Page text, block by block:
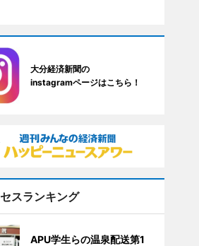
大分経済新聞の
instagramページはこちら！
スランキング
APU学生らの温泉配送第1